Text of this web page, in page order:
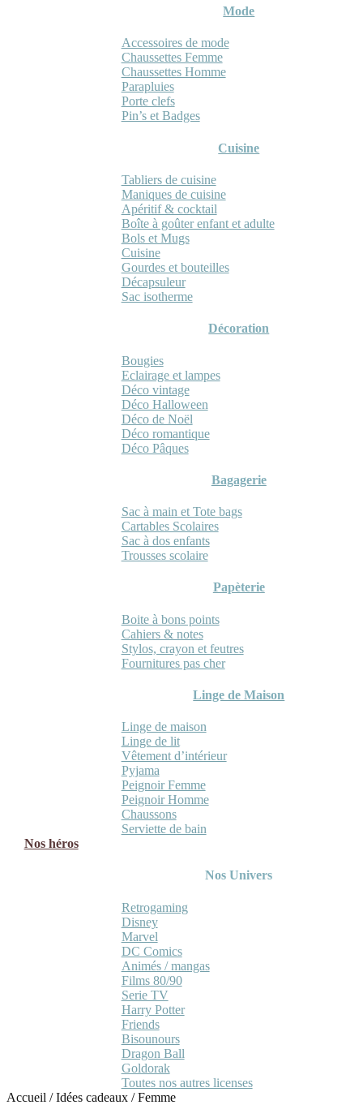
Mode
Accessoires de mode
Chaussettes Femme
Chaussettes Homme
Parapluies
Porte clefs
Pin’s et Badges
Cuisine
Tabliers de cuisine
Maniques de cuisine
Apéritif & cocktail
Boîte à goûter enfant et adulte
Bols et Mugs
Cuisine
Gourdes et bouteilles
Décapsuleur
Sac isotherme
Décoration
Bougies
Eclairage et lampes
Déco vintage
Déco Halloween
Déco de Noël
Déco romantique
Déco Pâques
Bagagerie
Sac à main et Tote bags
Cartables Scolaires
Sac à dos enfants
Trousses scolaire
Papèterie
Boite à bons points
Cahiers & notes
Stylos, crayon et feutres
Fournitures pas cher
Linge de Maison
Linge de maison
Linge de lit
Vêtement d’intérieur
Pyjama
Peignoir Femme
Peignoir Homme
Chaussons
Serviette de bain
Nos héros
Nos Univers
Retrogaming
Disney
Marvel
DC Comics
Animés / mangas
Films 80/90
Serie TV
Harry Potter
Friends
Bisounours
Dragon Ball
Goldorak
Toutes nos autres licenses
Accueil /Idées cadeaux /Femme